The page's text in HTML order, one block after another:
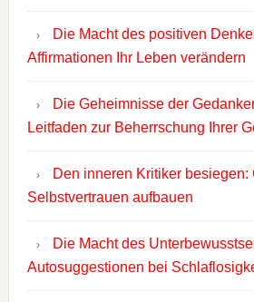
Die Macht des positiven
Affirmationen Ihr Leben verändern
Die Geheimnisse der
Leitfaden zur Beherrschung Ihrer
Den inneren Kritiker besiegen:
Selbstvertrauen aufbauen
Die Macht des
Autosuggestionen bei